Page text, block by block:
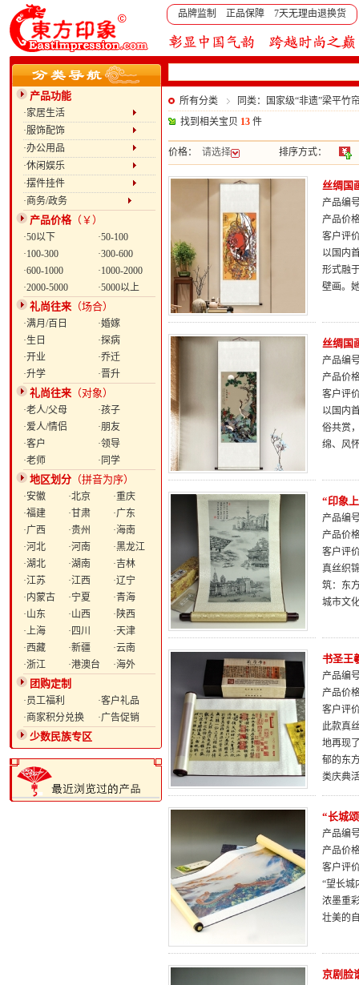
品牌监制 正品保障 7天无理由退换货
产品功能
·家居生活
·服饰配饰
·办公用品
·休闲娱乐
·摆件挂件
·商务/政务
产品价格（￥）
·50以下
·50-100
·100-300
·300-600
·600-1000
·1000-2000
·2000-5000
·5000以上
礼尚往来 （场合）
·满月/百日
·婚嫁
·生日
·探病
·开业
·乔迁
·升学
·晋升
礼尚往来 （对象）
·老人/父母
·孩子
·爱人/情侣
·朋友
·客户
·领导
·老师
·同学
地区划分 （拼音为序）
·安徽 ·北京
·重庆
·福建
·甘肃
·广东
·广西
·贵州
·海南
·河北
·河南
·黑龙江
·湖北
·湖南
·吉林
·江苏
·江西
·辽宁
·内蒙古
·宁夏
·青海
·山东
·山西
·陕西
·上海
·四川
·天津
·西藏
·新疆
·云南
·浙江
·港澳台 ·海外
团购定制
·员工福利
·客户礼品
·商家积分兑换
·广告促销
少数民族专区
所有分类
同类：国家级“非遗”梁平竹
找到相关宝贝 13 件
价格： 请选择 排序方式：
丝绸国
产品编
产品价
客户评
以国内
形式融
壁画。
丝绸国
产品编
产品价
客户评
以国内
俗共赏
绵、风
“印象
产品编
产品价
客户评
真丝织
筑：东
城市文
书圣王
产品编
产品价
客户评
此款真
地再现
郁的东
类庆典
“长城
产品编
产品价
客户评
“望长城
浓墨重
壮美的
京剧脸